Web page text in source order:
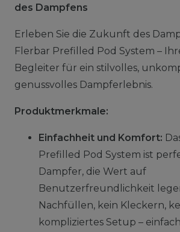
des Dampfens
Erleben Sie die Zukunft des
Flerbar Prefilled Pod System –
Begleiter für ein stilvolles,
genussvolles Dampferlebnis.
Produktmerkmale:
Einfachheit und Komfort:
Prefilled Pod System ist
Dampfer, die Wert auf
Benutzerfreundlichkeit
Nachfüllen, kein Kleckern,
kompliziertes Setup –